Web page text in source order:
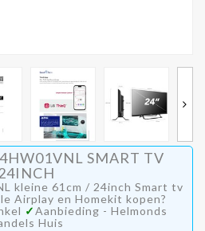
SMART TV
kleine 61cm / 24inch Smart tv
Airplay en Homekit kopen?
✓Aanbieding - Helmonds
Huis